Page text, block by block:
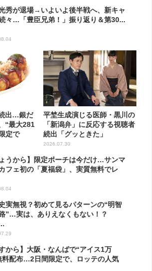
秀が退場→いよいよ後半戦へ、新キャ
々…「豊臣兄弟！」振り返り＆第30...
出…銀だ
“最大281
定で
平埜生成演じる医師・黒川の
「新潟弁」に反応する視聴者
続出「グッときた」
2026.07.30
ょうから】限定ポーチは今だけ…サンマ
フェ初の「夏福袋」、実質無料でレ
実無視？初めて見るパターンの“明智
”…実は、ありえなくもない！？
すから】大阪・なんばで“アイス1万
料配布…2日間限定で、ロッテの人気